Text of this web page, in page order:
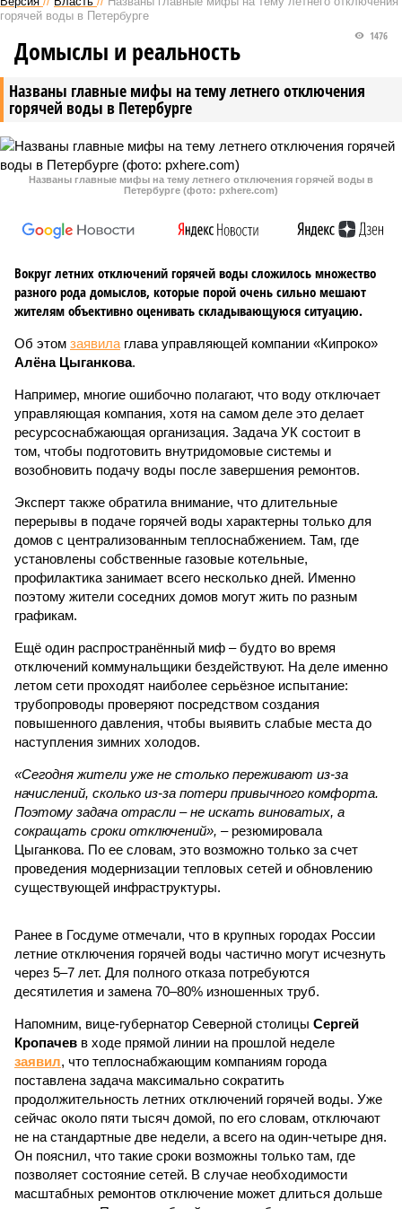
горячей воды в Петербурге
Названы главные мифы на тему летнего отключения
горячей воды в Петербурге
1476
Домыслы и реальность
Названы главные мифы на тему летнего отключения горячей воды в
Петербурге (фото: pxhere.com)
Вокруг летних отключений горячей воды сложилось множество
разного рода домыслов, которые порой очень сильно мешают
жителям объективно оценивать складывающуюся ситуацию.
Об этом заявила глава управляющей компании «Кипроко»
Алёна Цыганкова.
Например, многие ошибочно полагают, что воду отключает
управляющая компания, хотя на самом деле это делает
ресурсоснабжающая организация. Задача УК состоит в
том, чтобы подготовить внутридомовые системы и
возобновить подачу воды после завершения ремонтов.
Эксперт также обратила внимание, что длительные
перерывы в подаче горячей воды характерны только для
домов с централизованным теплоснабжением. Там, где
установлены собственные газовые котельные,
профилактика занимает всего несколько дней. Именно
поэтому жители соседних домов могут жить по разным
графикам.
Ещё один распространённый миф – будто во время
отключений коммунальщики бездействуют. На деле именно
летом сети проходят наиболее серьёзное испытание:
трубопроводы проверяют посредством создания
повышенного давления, чтобы выявить слабые места до
наступления зимних холодов.
«Сегодня жители уже не столько переживают из-за
начислений, сколько из-за потери привычного комфорта.
Поэтому задача отрасли – не искать виноватых, а
сокращать сроки отключений», – резюмировала
Цыганкова. По ее словам, это возможно только за счет
проведения модернизации тепловых сетей и обновлению
существующей инфраструктуры.
Ранее в Госдуме отмечали, что в крупных городах России
летние отключения горячей воды частично могут исчезнуть
через 5–7 лет. Для полного отказа потребуются
десятилетия и замена 70–80% изношенных труб.
Напомним, вице-губернатор Северной столицы Сергей
Кропачев в ходе прямой линии на прошлой неделе
заявил, что теплоснабжающим компаниям города
поставлена задача максимально сократить
продолжительность летних отключений горячей воды. Уже
сейчас около пяти тысяч домой, по его словам, отключают
не на стандартные две недели, а всего на один-четыре дня.
Он пояснил, что такие сроки возможны только там, где
позволяет состояние сетей. В случае необходимости
масштабных ремонтов отключение может длиться дольше